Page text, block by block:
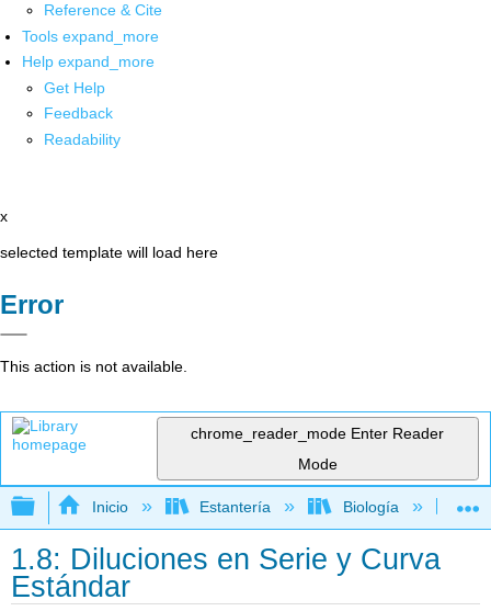
Reference & Cite
Tools expand_more
Help expand_more
Get Help
Feedback
Readability
x
selected template will load here
Error
This action is not available.
chrome_reader_mode Enter Reader
Mode
Expandir/contraer jerarquía global
Inicio Estantería Biología
1.8: Diluciones en Serie y Curva
Estándar